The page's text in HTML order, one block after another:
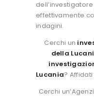
effettivamente
indagini.
Cerchi un
della
Lucania? Affidati
Cerchi